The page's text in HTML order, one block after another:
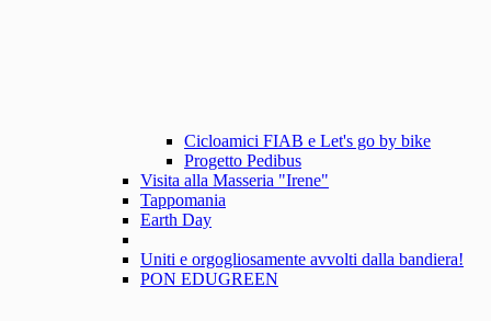
Cicloamici FIAB e Let's go by bike
Progetto Pedibus
Visita alla Masseria "Irene"
Tappomania
Earth Day
Uniti e orgogliosamente avvolti dalla bandiera!
PON EDUGREEN